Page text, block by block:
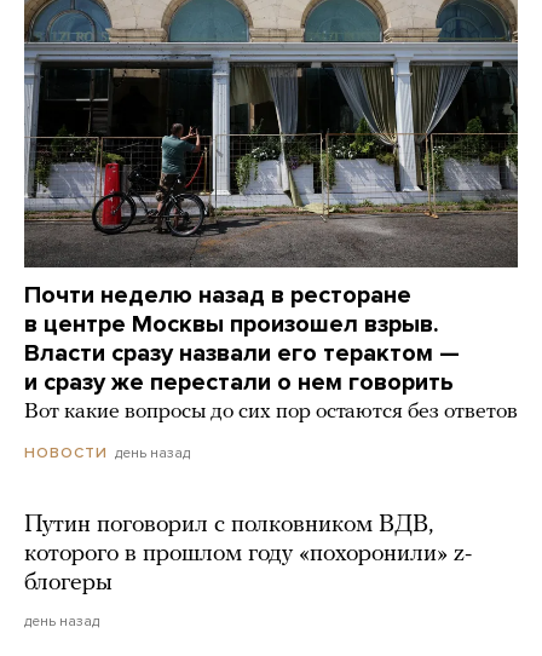
Почти неделю назад в ресторане
в центре Москвы произошел взрыв.
Власти сразу назвали его терактом —
и сразу же перестали о нем говорить
Вот какие вопросы до сих пор остаются без ответов
НОВОСТИ день назад
Путин поговорил с полковником ВДВ,
которого в прошлом году «похоронили» z-
блогеры
день назад